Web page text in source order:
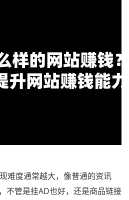
度通常越大，像普通的资讯
不管是挂AD也好，还是商品链接